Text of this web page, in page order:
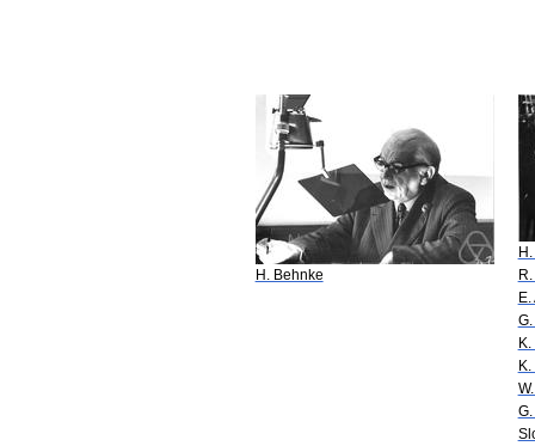
H. Behnke
E.